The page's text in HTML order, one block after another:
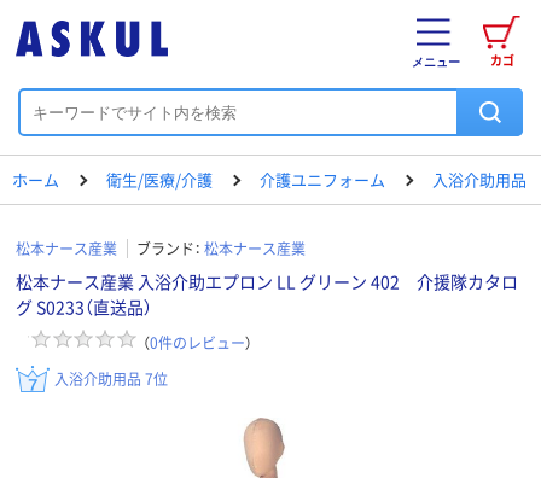
カゴ
メニュー
ホーム 衛生/医療/介護 介護ユニフォーム 入浴介助用品
松本ナース産業 ブランド： 松本ナース産業
松本ナース産業 入浴介助エプロン LL グリーン 402 介援隊カタロ
グ S0233（直送品）
（0件のレビュー）
入浴介助用品 7位